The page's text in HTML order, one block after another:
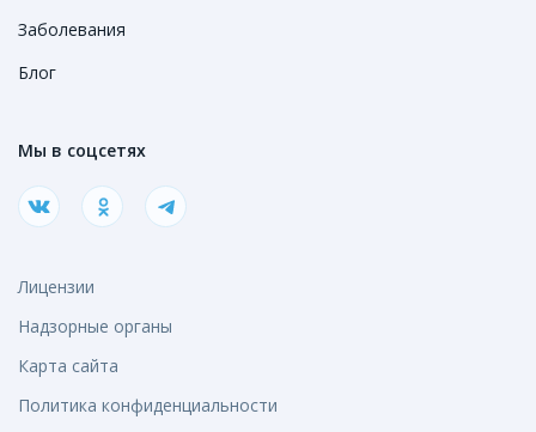
Заболевания
Блог
Мы в соцсетях
Лицензии
Надзорные органы
Карта сайта
Политика конфиденциальности